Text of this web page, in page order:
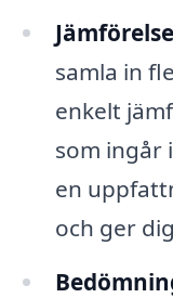
samla in
enkelt
som ingår
en
och ger